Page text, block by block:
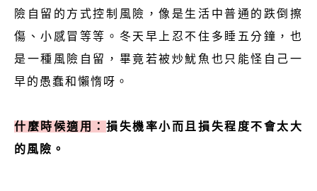
險自留的方式控制風險，像是生活中普通的跌倒擦
傷、小感冒等等。冬天早上忍不住多睡五分鐘，也
是一種風險自留，畢竟若被炒魷魚也只能怪自己一
早的愚蠢和懶惰呀。
什麼時候適用： 損失機率小而且損失程度不會太大
的風險。